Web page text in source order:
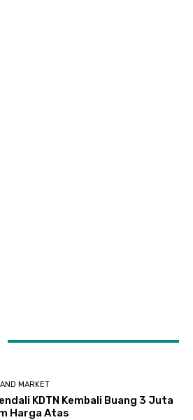
MARKET
KDTN Kembali Buang 3 Juta
Harga Atas